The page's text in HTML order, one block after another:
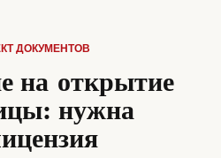
ДОКУМЕНТОВ
на открытие
нужна